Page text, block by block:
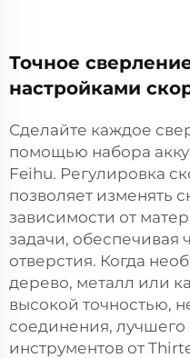
Точное
настройками
Сделайте каждое
помощью набора
Feihu. Регулировка
позволяет изменять
зависимости от
задачи, обеспечивая
отверстия. Когда
дерево, металл или
высокой точностью,
соединения,
инструментов от